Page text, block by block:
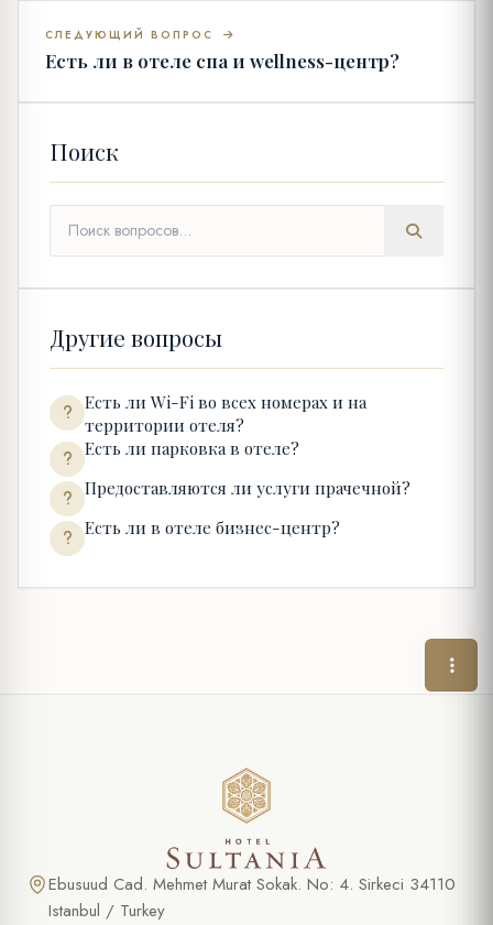
СЛЕДУЮЩИЙ ВОПРОС
Есть ли в отеле спа и wellness-центр?
Поиск
Другие вопросы
Есть ли Wi-Fi во всех номерах и на
территории отеля?
Есть ли парковка в отеле?
Предоставляются ли услуги прачечной?
Есть ли в отеле бизнес-центр?
Ebusuud Cad. Mehmet Murat Sokak. No: 4. Sirkeci 34110
Istanbul / Turkey